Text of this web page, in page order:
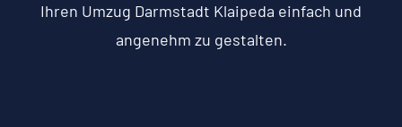
Ihren Umzug Darmstadt Klaipeda einfach und
angenehm zu gestalten.